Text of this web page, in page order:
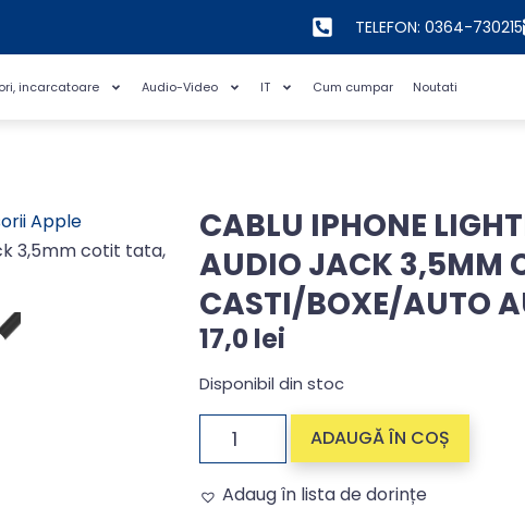
TELEFON: 0364-730215
incarcatoare Audio-Video IT Cum cumpar Noutati
Apple
3,5mm cotit tata,
CABLU IPHONE
AUDIO JACK 3,5MM
CASTI/BOXE/AUTO
17,0lei
Disponibil din stoc
ADAUGĂ ÎN COȘ
Adaug în lista de dorințe